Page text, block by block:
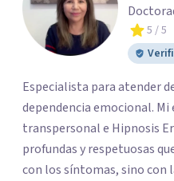
5 / 5
Especialista para atender
dependencia emocional. Mi enfoque integra terapia
transpersonal e Hipnosis
profundas y respetuosas
con los síntomas, sino con